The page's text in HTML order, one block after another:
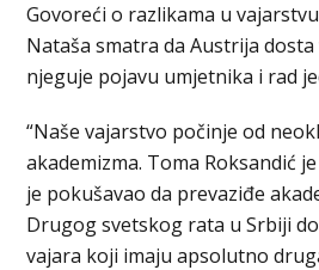
Govoreći o razlikama u
Nataša smatra da Austrija dosta
njeguje pojavu umjetnika i rad
“Naše vajarstvo počinje od
akademizma. Toma Roksandić
je pokušavao da prevaziđe
Drugog svetskog rata u Srbiji
vajara koji imaju apsolutno